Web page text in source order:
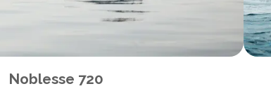
Noblesse 720